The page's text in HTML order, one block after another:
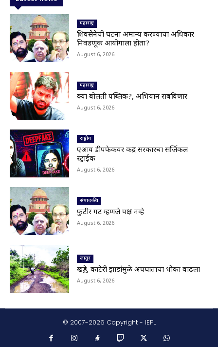
© 2007-2026 Copyright - IEPL